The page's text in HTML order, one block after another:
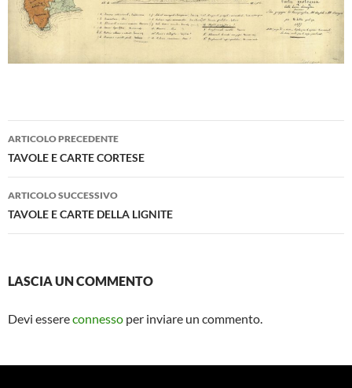
Navigazione
articolo
ARTICOLO PRECEDENTE
TAVOLE E CARTE CORTESE
ARTICOLO SUCCESSIVO
TAVOLE E CARTE DELLA LIGNITE
LASCIA UN COMMENTO
Devi essereconnesso per inviare un commento.